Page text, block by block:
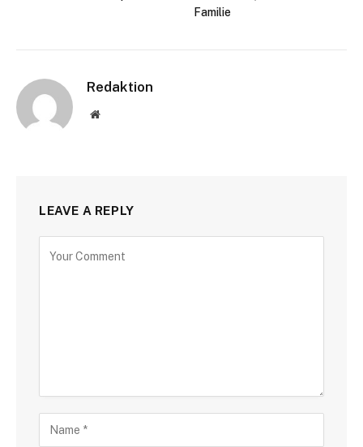
Familie
Redaktion
Website
LEAVE A REPLY